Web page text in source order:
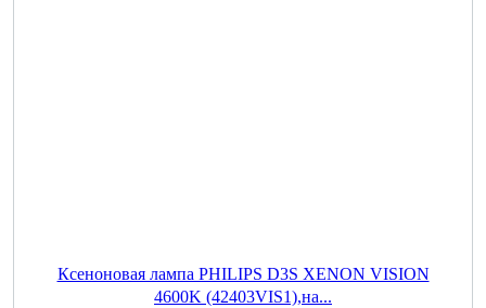
Ксеноновая лампа PHILIPS D3S XENON VISION
4600K (42403VIS1),на...